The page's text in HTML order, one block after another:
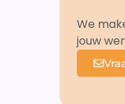
We
jouw